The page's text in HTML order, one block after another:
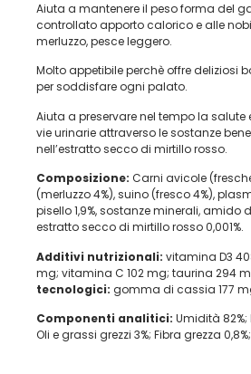
Aiuta a mantenere il peso forma del
controllato apporto calorico e alle
merluzzo, pesce leggero.
Molto appetibile perchè offre deliziosi
per soddisfare ogni palato.
Aiuta a preservare nel tempo la
vie urinarie attraverso le sostanze
nell’estratto secco di mirtillo rosso.
Composizione: Carni avicole
(merluzzo 4%), suino (fresco 4%),
pisello 1,9%, sostanze minerali, amido
estratto secco di mirtillo rosso 0,001%.
Additivi nutrizionali: vitamina D3
mg; vitamina C 102 mg; taurina 294
tecnologici: gomma di cassia 177
Componenti analitici: Umidità 82%;
Oli e grassi grezzi 3%; Fibra grezza